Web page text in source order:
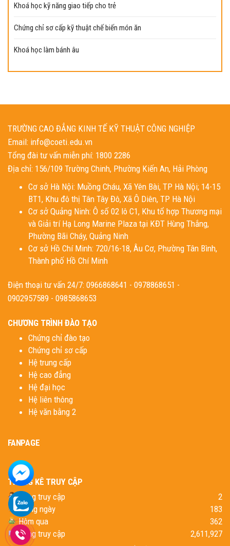
Khoá học kỹ năng giao tiếp cho trẻ
Chứng chỉ sơ cấp kỹ thuật chế biến món ăn
Khoá học làm bánh âu
TRƯỜNG CAO ĐẲNG KINH TẾ KỸ THUẬT CÔNG NGHIỆP
Email: info@coeti.edu.vn
Tổng đài tư vấn miễn phí: 1800 2286
Địa chỉ: 156/109 Trường Chinh, Phường Kiến An, Hải Phòng
Cơ sở Hà Nội: Muồng Cháu, Xã Yên Bài, TP Hà Nội; 14-15
BT1, Khu đô thị Tân Tây Đô, Xã Ô Diên, TP Hà Nội
Cơ sở Quảng Ninh: Ô số 02 lô C1, Khu tổ hợp Thương mại
và Giải trí Hạ Long Marine Plaza tại KĐT Hùng Thắng,
Phường Bãi Cháy, Quảng Ninh
Cơ sở Hồ Chí Minh: 720/16-18, Âu Cơ, Phường Tân Bình,
Thành phố Hồ Chí Minh
Điện thoại tư vấn 24/7: 0966868641 - 0978868651 -
0902957589 - 0985868653
CHƯƠNG TRÌNH ĐÀO TẠO
Chứng chỉ đào tạo
Chứng chỉ sơ cấp
Hệ trung cấp
Hệ cao đẳng
Hệ đại học
Hệ liên thông
Hệ văn bằng 2
FANPAGE
THỐNG KÊ TRUY CẬP
Đang truy cập
2
Trong ngày
183
Hôm qua
362
Tổng truy cập
2,611,927